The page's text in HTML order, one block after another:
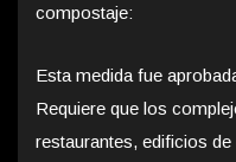
compostaje:
Esta medida fue
Requiere que los
restaurantes, edificios